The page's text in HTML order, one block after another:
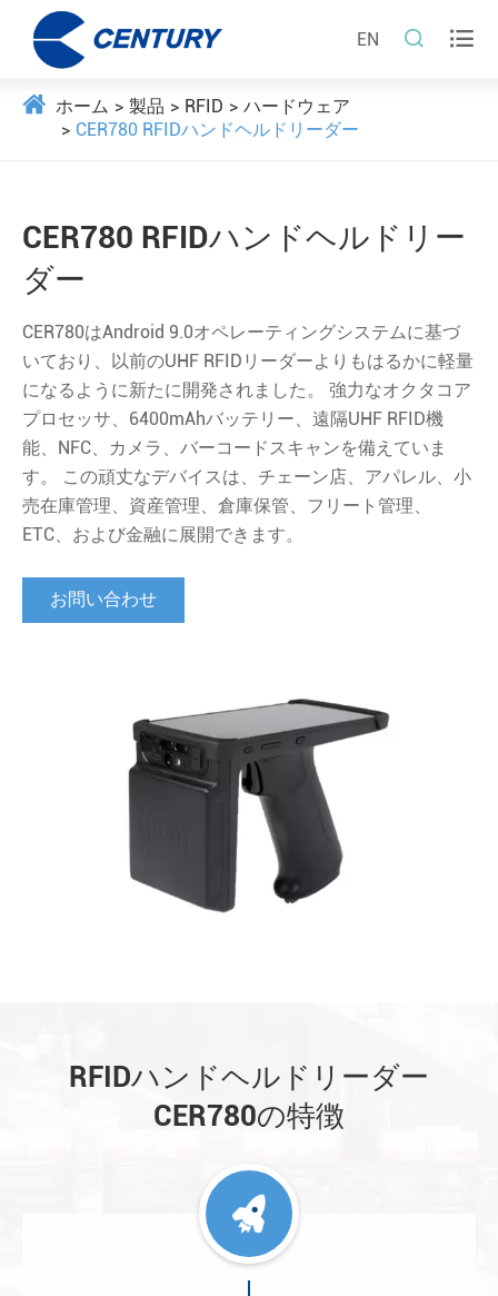
EN  
ホーム 製品 RFID
ハードウェア
CER780 RFIDハンドヘルドリーダー
CER780 RFIDハンドヘルドリー
ダー
CER780はAndroid 9.0オペレーティングシステムに基づ
いており、以前のUHF RFIDリーダーよりもはるかに軽量
になるように新たに開発されました。 強力なオクタコア
プロセッサ、6400mAhバッテリー、遠隔UHF RFID機
能、NFC、カメラ、バーコードスキャンを備えていま
す。 この頑丈なデバイスは、チェーン店、アパレル、小
売在庫管理、資産管理、倉庫保管、フリート管理、
ETC、および金融に展開できます。
お問い合わせ
RFIDハンドヘルドリーダー
CER780の特徴